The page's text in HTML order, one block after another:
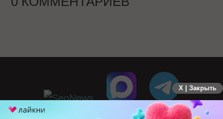
X | Закрыть
ПЕРЕЙТИ НА ПОЛНУЮ ВЕРСИЮ